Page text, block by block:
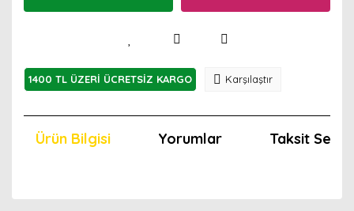
1400 TL ÜZERİ ÜCRETSİZ KARGO Karşılaştır
Ürün Bilgisi Yorumlar Taksit